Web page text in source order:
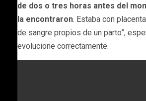
de dos o tres horas antes del
la encontraron. Estaba con
de sangre propios de un parto”,
evolucione correctamente.